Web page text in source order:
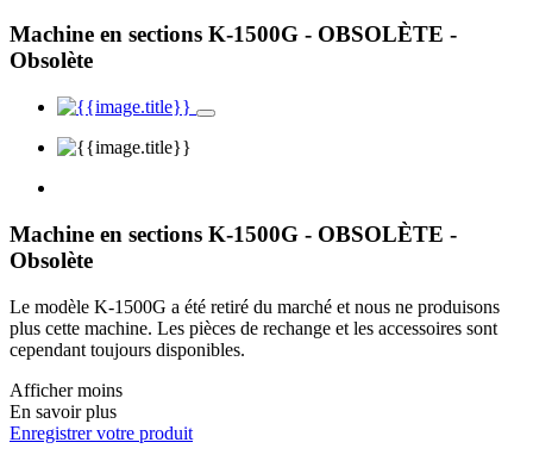
Machine en sections K-1500G - OBSOLÈTE -
Obsolète
Machine en sections K-1500G - OBSOLÈTE -
Obsolète
Le modèle K-1500G a été retiré du marché et nous ne produisons
plus cette machine. Les pièces de rechange et les accessoires sont
cependant toujours disponibles.
Afficher moins
En savoir plus
Enregistrer votre produit